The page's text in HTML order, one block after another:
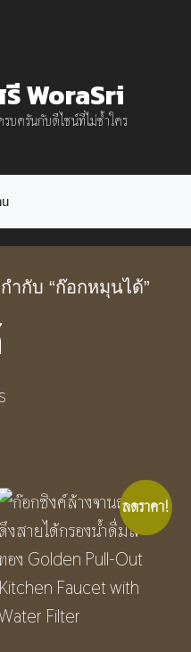
WoraSri
บครันกับดีไซน์ที่ไม่ซ้ำใคร
ำกับ “ก๊อกหมุนได้”
ลดราคา!